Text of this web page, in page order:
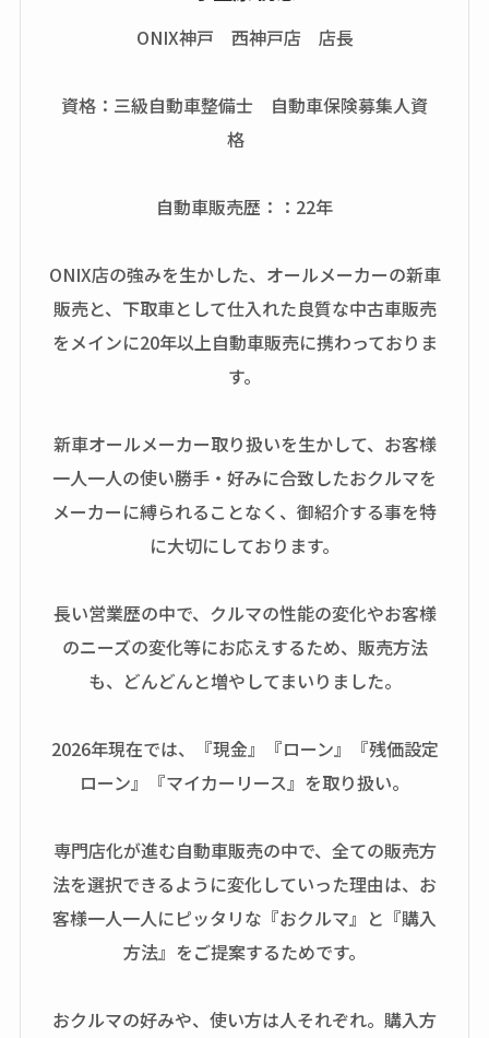
ONIX神戸 西神戸店 店長
資格：三級自動車整備士 自動車保険募集人資
格
自動車販売歴：：22年
ONIX店の強みを生かした、オールメーカーの新車
販売と、下取車として仕入れた良質な中古車販売
をメインに20年以上自動車販売に携わっておりま
す。
新車オールメーカー取り扱いを生かして、お客様
一人一人の使い勝手・好みに合致したおクルマを
メーカーに縛られることなく、御紹介する事を特
に大切にしております。
長い営業歴の中で、クルマの性能の変化やお客様
のニーズの変化等にお応えするため、販売方法
も、どんどんと増やしてまいりました。
2026年現在では、『現金』『ローン』『残価設定
ローン』『マイカーリース』を取り扱い。
専門店化が進む自動車販売の中で、全ての販売方
法を選択できるように変化していった理由は、お
客様一人一人にピッタリな『おクルマ』と『購入
方法』をご提案するためです。
おクルマの好みや、使い方は人それぞれ。購入方